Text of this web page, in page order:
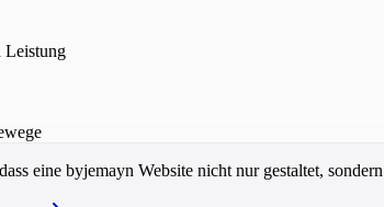
Leistung
eine byjemayn Website nicht nur gestaltet,